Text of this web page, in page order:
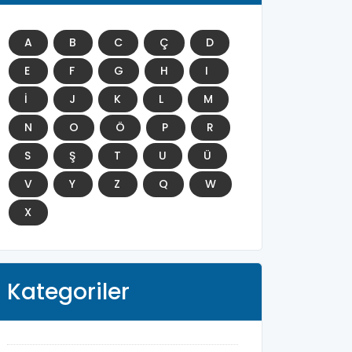
A B C Ç
D
E
F G H
I
İ
J K L
M
N
O Ö P
R
S
Ş T U
Ü
V
Y Z Q
W
X
Kategoriler